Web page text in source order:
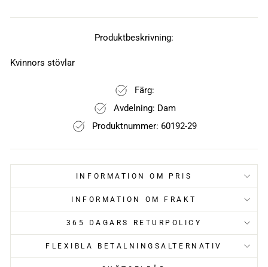
Produktbeskrivning:
Kvinnors stövlar
Färg:
Avdelning: Dam
Produktnummer: 60192-29
INFORMATION OM PRIS
INFORMATION OM FRAKT
365 DAGARS RETURPOLICY
FLEXIBLA BETALNINGSALTERNATIV